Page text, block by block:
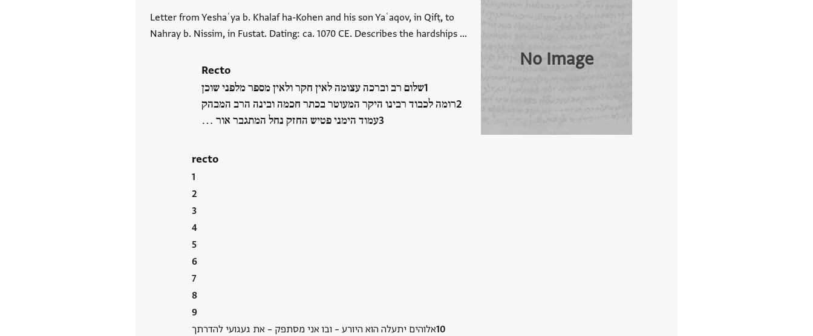
Letter from Yeshaʿya b. Khalaf ha-Kohen and his son Yaʿaqov, in Qifṭ, to
Nahray b. Nissim, in Fustat. Dating: ca. 1070 CE. Describes the hardships …
Recto
שלום רב וברכה עצומה לאין חקר ולאין מספר מלפני שוכן
רומה לכבוד רבינו היקר המעוטר בכתר חכמה ובינה הרב המבהק
עמוד הימני פטיש החזק נחל המתגבר אור …
recto
אלוהים יתעלה הוא היורע – ובו אני מסתפק – את געגועי להדרתך
No Image